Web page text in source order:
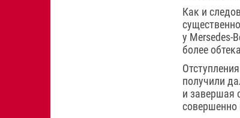
Как и
у Mersedes-
более
получили
и завершая
совершенно